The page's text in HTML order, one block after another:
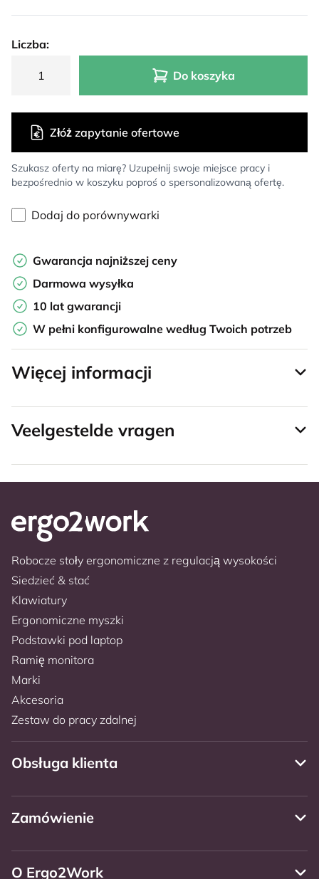
Liczba:
Do koszyka
Szukasz oferty na miarę? Uzupełnij swoje miejsce pracy i
bezpośrednio w koszyku poproś o spersonalizowaną ofertę.
Złóż zapytanie ofertowe
Dodaj do porównywarki
Gwarancja najniższej ceny
Darmowa wysyłka
10 lat gwarancji
W pełni konfigurowalne według Twoich potrzeb
Więcej informacji
Veelgestelde vragen
Robocze stoły ergonomiczne z regulacją wysokości
Siedzieć & stać
Klawiatury
Ergonomiczne myszki
Podstawki pod laptop
Ramię monitora
Marki
Akcesoria
Zestaw do pracy zdalnej
Obsługa klienta
Zamówienie
O Ergo2Work